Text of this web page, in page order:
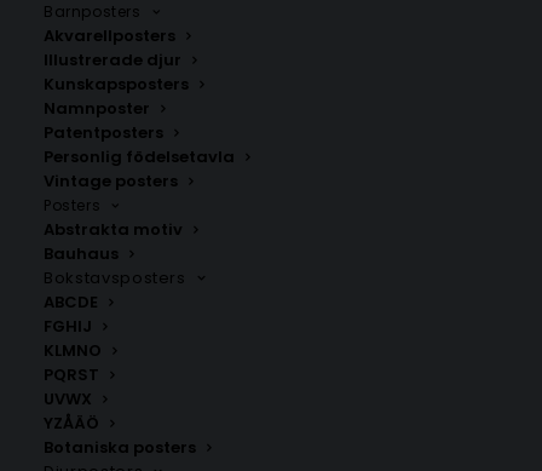
Barnposters
Akvarellposters
Illustrerade djur
Kunskapsposters
Namnposter
Patentposters
Personlig födelsetavla
Vintage posters
Posters
Abstrakta motiv
Bauhaus
Bokstavsposters
ABCDE
FGHIJ
KLMNO
PQRST
UVWX
YZÅÄÖ
Botaniska posters
30×40 cm och 21×30 cm.
Kungälvs kommun,
ANDRA KÖPTE ÄVEN